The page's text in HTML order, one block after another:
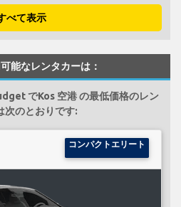
べて表示
能なレンタカーは：
でKos 空港 の最低価格のレン
次のとおりです:
コンパクトエリート